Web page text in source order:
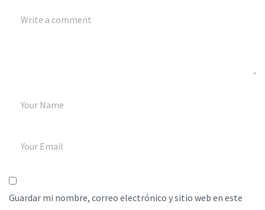
Guardar mi nombre, correo electrónico y sitio web en este